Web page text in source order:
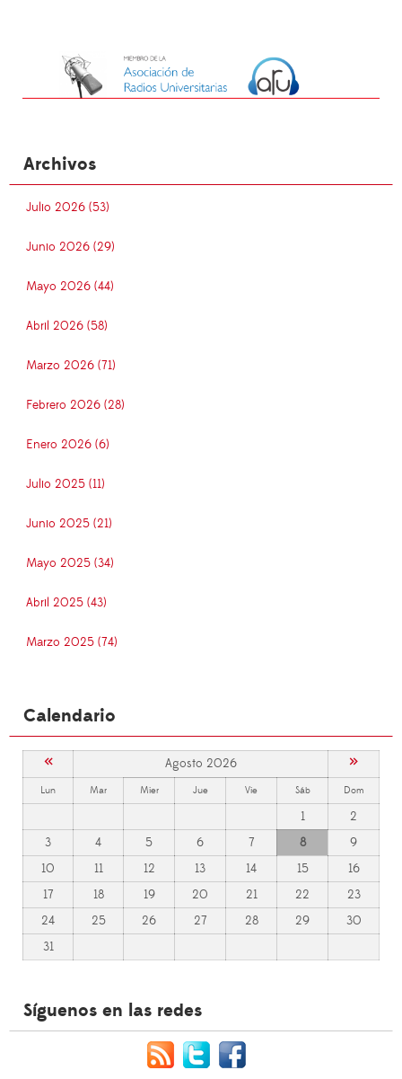
Archivos
Julio 2026 (53)
Junio 2026 (29)
Mayo 2026 (44)
Abril 2026 (58)
Marzo 2026 (71)
Febrero 2026 (28)
Enero 2026 (6)
Julio 2025 (11)
Junio 2025 (21)
Mayo 2025 (34)
Abril 2025 (43)
Marzo 2025 (74)
Calendario
« Agosto 2026 »
Lun Mar Mier Jue Vie Sáb Dom
1
2
3
4 5 6 7 8
9
10
11 12 13 14 15
16
17
18 19 20 21 22
23
24
25 26 27 28 29
30
31
Síguenos en las redes